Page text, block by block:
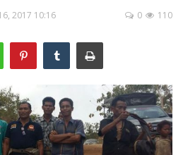
2017 10:16 110
0